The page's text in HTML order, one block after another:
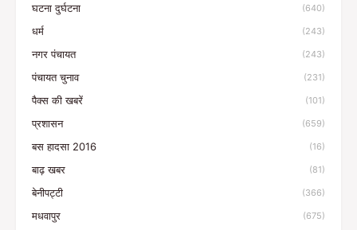
घटना दुर्घटना (640)
धर्म (243)
नगर पंचायत (243)
पंचायत चुनाव (231)
पैक्स की खबरें (101)
प्रशासन (659)
बस हादसा 2016 (16)
बाढ़ खबर (81)
बेनीपट्टी (366)
मधवापुर (675)